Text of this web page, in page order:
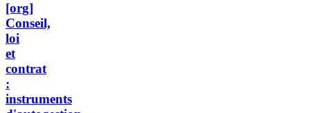
[org]
Conseil,
loi
et
contrat
:
instruments